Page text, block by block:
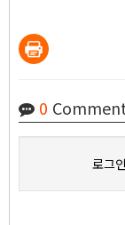
0
로그